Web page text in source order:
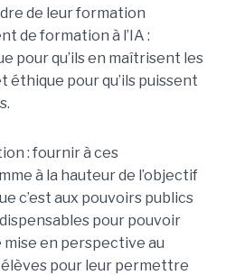
de leur formation
de formation à l’IA :
pour qu’ils en maîtrisent les
pour qu’ils puissent
: fournir à ces
à la hauteur de l’objectif
c’est aux pouvoirs publics
pour pouvoir
mise en perspective au
élèves pour leur permettre